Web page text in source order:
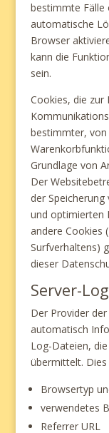
bestimmte Fälle
automatische
Browser
kann die
sein.
Cookies, die zur
bestimmter, von
Grundlage von
Der
der
und optimierten
andere Cookies
Surfverhaltens)
dieser
Server-
Der Provider
automatisch
Log-Dateien,
übermittelt. Dies
Browsertyp
verwendetes
Referrer URL